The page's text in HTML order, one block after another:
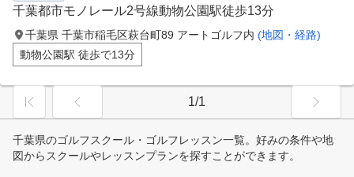
千葉都市モノレール2号線動物公園駅徒歩13分
千葉県 千葉市稲毛区萩台町89 アートゴルフ内 (地図・経路)
動物公園駅 徒歩で13分
1/1
千葉県のゴルフスクール・ゴルフレッスン一覧。好みの条件や地
図からスクールやレッスンプランを探すことができます。